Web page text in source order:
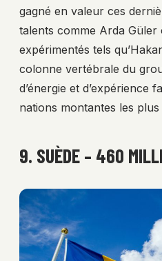
gagné en valeur ces
talents comme Arda Güler
expérimentés tels
colonne vertébrale du
d’énergie et d’expérience
nations montantes les
9. SUÈDE – 460